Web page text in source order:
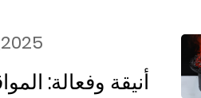
أنيقة وفعالة: